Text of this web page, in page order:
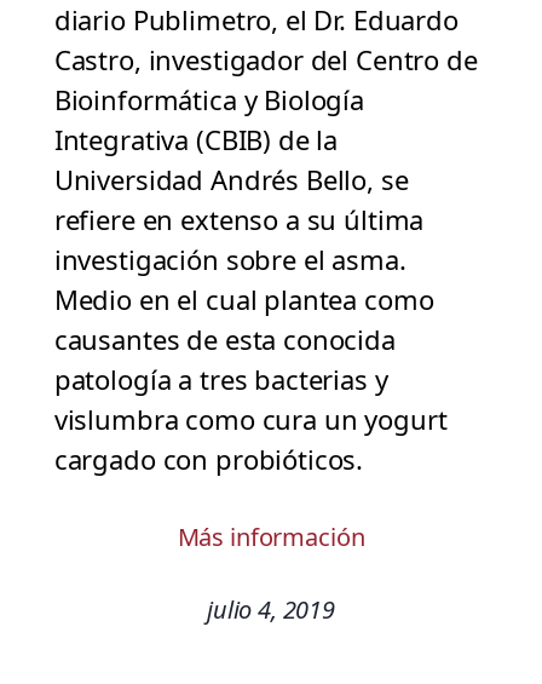
diario Publimetro, el Dr. Eduardo
Castro, investigador del Centro de
Bioinformática y Biología
Integrativa (CBIB) de la
Universidad Andrés Bello, se
refiere en extenso a su última
investigación sobre el asma.
Medio en el cual plantea como
causantes de esta conocida
patología a tres bacterias y
vislumbra como cura un yogurt
cargado con probióticos.
Más información
julio 4, 2019